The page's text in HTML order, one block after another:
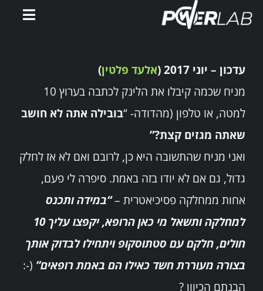
Skip
אימוני PowerWatts
המלצות
סירטונים
מאמרים
עדכון – יוני 2017 ( אלעד פלטין)
מניח שכמה קיבלו את הלינק לכתבה בערוץ 10
למטה, או טלפון (מהדודה- “בובילה אתה לא חושב
שאתה מגזים קצת?”
ואני מניח שהתשובה היא כן, לרובם ואם לא אז לחלק
גדול, גם אם לא יודו בזה באמת. סיפרה לי פעם,
אחות ממחלקה פסיכיאטרית –“במידה ותכנס
למחלקה ותשאל מי כאן הרופא, יקפצו עליך 10
חולים, חלקם עם סטתוסקופ ויתחילו לבדוק אותך
בצורה מעוררת חשד כאילו הם באמת רופאים” (-:
הבנתם הכיוון ?